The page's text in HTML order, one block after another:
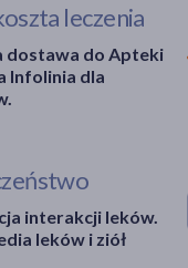
leczenia
dostawa do Apteki
Infolinia dla
interakcji leków.
leków i ziół